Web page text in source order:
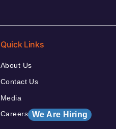
Quick Links
About Us
Contact Us
Media
Careers We Are Hiring